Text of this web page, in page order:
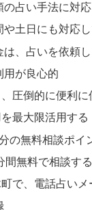
の占い手法に対
や土日にも対応
は、占いを依頼
用が良心的
圧倒的に便利に
最大限活用する
の無料相談ポイ
間無料で相談する
で、電話占い